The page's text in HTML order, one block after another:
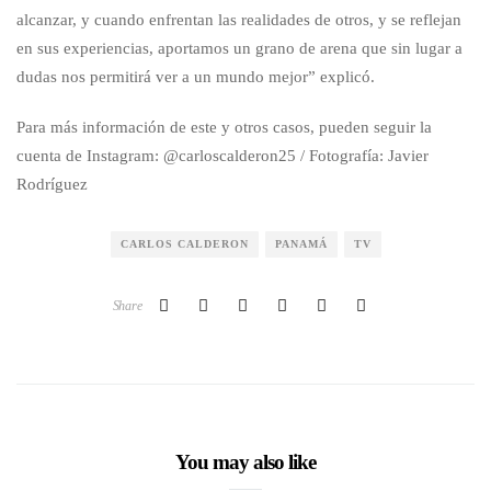
alcanzar, y cuando enfrentan las realidades de otros, y se reflejan
en sus experiencias, aportamos un grano de arena que sin lugar a
dudas nos permitirá ver a un mundo mejor” explicó.
Para más información de este y otros casos, pueden seguir la
cuenta de Instagram: @carloscalderon25 / Fotografía: Javier
Rodríguez
CARLOS CALDERON PANAMÁ TV
Share
You may also like